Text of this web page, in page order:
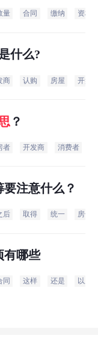
量 合同 缴纳 资格
什么?
商 认购 房屋 开盘
？
者 开发商 消费者
注意什么？
后 取得 统一 房号
有哪些
同 这样 还是 以后